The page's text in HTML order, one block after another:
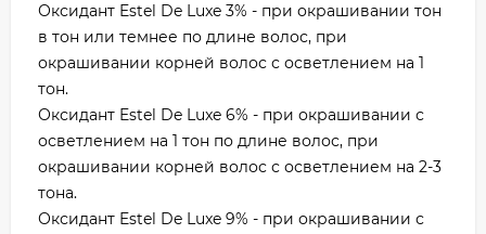
Оксидант Estel De Luxe 3% - при окрашивании тон
в тон или темнее по длине волос, при
окрашивании корней волос с осветлением на 1
тон.
Оксидант Estel De Luxe 6% - при окрашивании с
осветлением на 1 тон по длине волос, при
окрашивании корней волос с осветлением на 2-3
тона.
Оксидант Estel De Luxe 9% - при окрашивании с